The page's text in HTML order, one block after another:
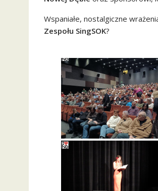
Wspaniałe, nostalgiczne
Zespołu SingSOK?